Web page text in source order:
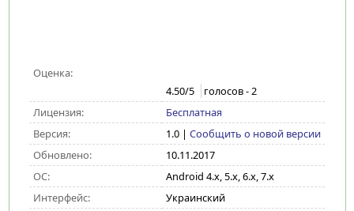
Оценка:
4.50/5 голосов -2
Лицензия:
Бесплатная
Версия:
1.0| Сообщить о новой версии
Обновлено:
10.11.2017
ОС:
Android 4.x, 5.x, 6.x, 7.x
Интерфейс:
Украинский